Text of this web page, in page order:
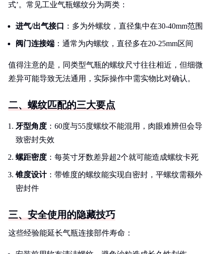
式’。常见工业气瓶螺纹分为两类：
进气/出气接口 ：多为外螺纹，直径集中在30-40mm范围
阀门连接端 ：通常为内螺纹，直径多在20-25mm区间
值得注意的是，同类型气瓶的螺纹尺寸往往相近，但细微
差异可能导致无法通用，实际操作中需实物比对确认。
二、螺纹匹配的三大要点
牙型角度 ：60度与55度螺纹不能混用，肉眼难辨但会导
致密封失效
螺距密度 ：每英寸牙数差异超2个就可能造成螺纹卡死
锥度设计：带锥度的螺纹能实现自密封，平螺纹需额外
密封件
三、安全使用的隐藏技巧
这些经验能延长气瓶连接部件寿命：